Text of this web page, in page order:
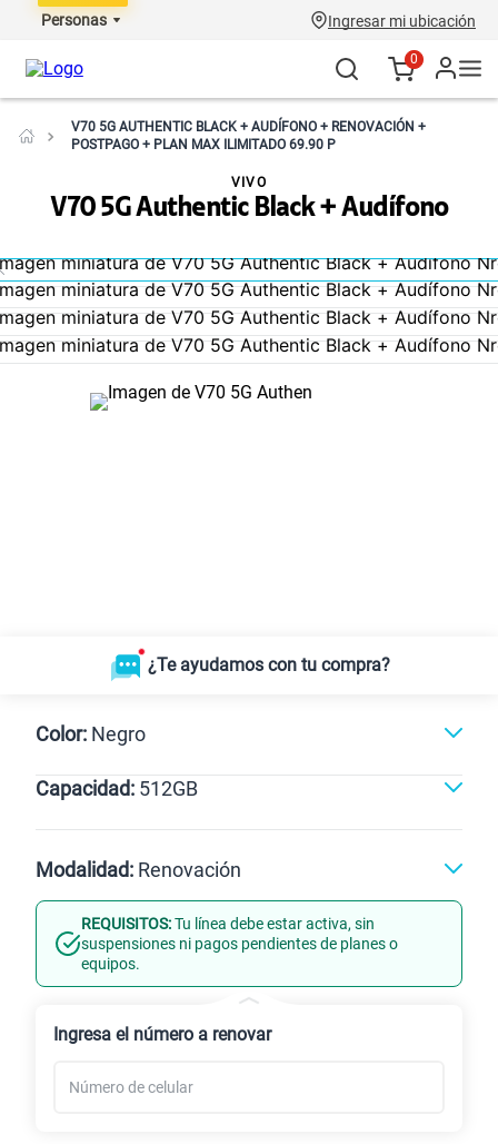
Personas Ingresar mi ubicación
0
V70 5G AUTHENTIC BLACK + AUDÍFONO + RENOVACIÓN +
POSTPAGO + PLAN MAX ILIMITADO 69.90 P
V70 5G Authentic Black + Audífono
VIVO
¿Te ayudamos con tu compra?
Color: Negro
Dorado
Capacidad: 512GB
512GB
Modalidad: Renovación
Línea Nueva Portabilidad
REQUISITOS:Tu línea debe estar activa, sin
suspensiones ni pagos pendientes de planes o
equipos.
Ingresa el número a renovar